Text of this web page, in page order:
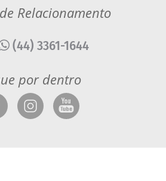
Relacionamento
(44) 3361-1644
por dentro